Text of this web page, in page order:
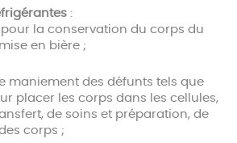
:
la conservation du corps du
en bière ;
maniement des défunts tels que
placer les corps dans les cellules,
de soins et préparation, de
corps ;